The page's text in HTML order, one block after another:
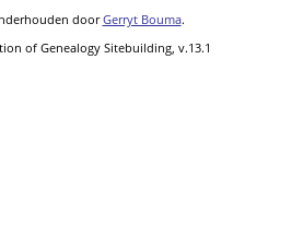
doorGerryt Bouma.
of Genealogy Sitebuilding, v.13.1